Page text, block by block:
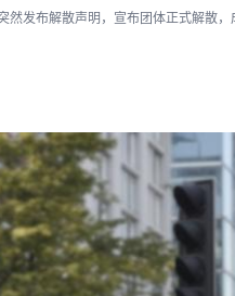
然发布解散声明，宣布团体正式解散